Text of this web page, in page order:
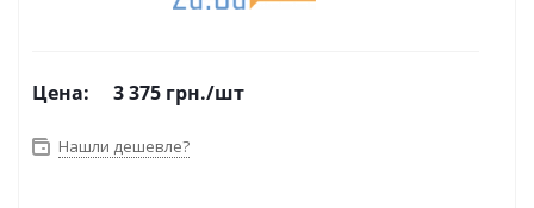
Цена: 3 375 грн./шт
Нашли дешевле?